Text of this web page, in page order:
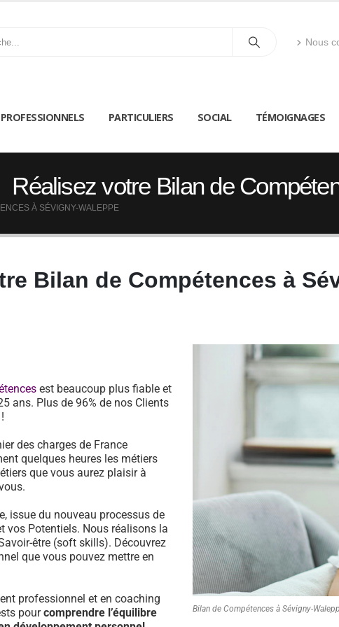
Nous
PROFESSIONNELS PARTICULIERS SOCIAL TÉMOIGNAGES
Réalisez votre Bilan de
À SÉVIGNY-WALEPPE
Bilan de Compétences à
est beaucoup plus fiable et
ans. Plus de 96% de nos Clients
des charges de France
quelques heures les métiers
que vous aurez plaisir à
issue du nouveau processus de
vos Potentiels. Nous réalisons la
être (soft skills). Découvrez
que vous pouvez mettre en
professionnel et en coaching
pourcomprendre l’équilibre
Bilan de Compétences à Sévigny-